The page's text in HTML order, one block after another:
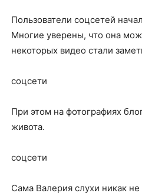
Пользователи соцсетей
Многие уверены, что она
некоторых видео стали
соцсети
При этом на фотографиях
живота.
соцсети
Сама Валерия слухи никак